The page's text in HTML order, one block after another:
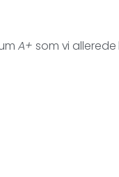
A+ som vi